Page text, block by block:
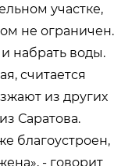
участке,
не ограничен.
набрать воды.
считается
из других
Саратова.
благоустроен,
- говорит